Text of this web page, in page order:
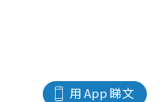
用 App 睇文